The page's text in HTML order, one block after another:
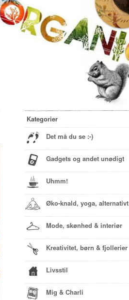
Kategorier
Det må du se :-)
Gadgets og andet unødigt
Uhmm!
Øko-knald, yoga, alternativt
Mode, skønhed & interiør
Kreativitet, børn & fjollerier
Livsstil
Mig & Charli